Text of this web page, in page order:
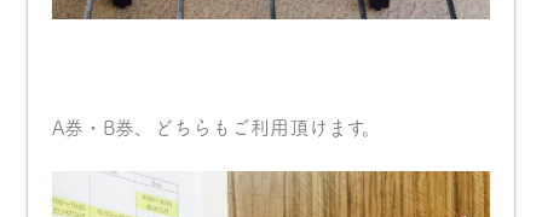
A券・B券、どちらもご利用頂けます。